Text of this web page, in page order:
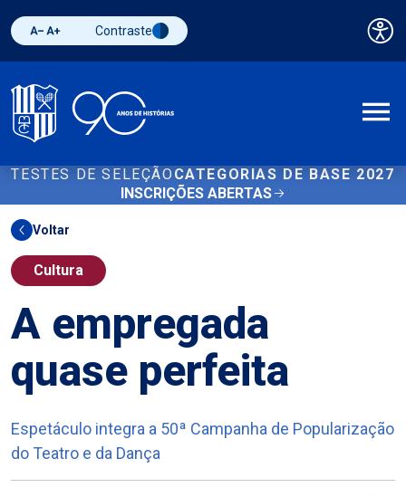
Diminuir fonte
Aumentar fonteAlternar contraste
Contraste
TESTES DE SELEÇÃO CATEGORIAS DE BASE 2027
INSCRIÇÕES ABERTAS
Voltar
Cultura
A empregada
quase perfeita
Espetáculo integra a 50ª Campanha de Popularização
do Teatro e da Dança